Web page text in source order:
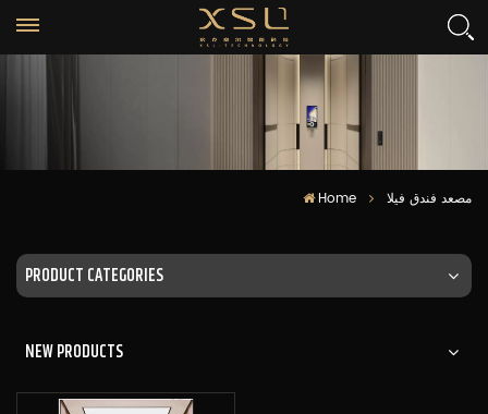
Home مصعد فندق فيلا
PRODUCT CATEGORIES
NEW PRODUCTS